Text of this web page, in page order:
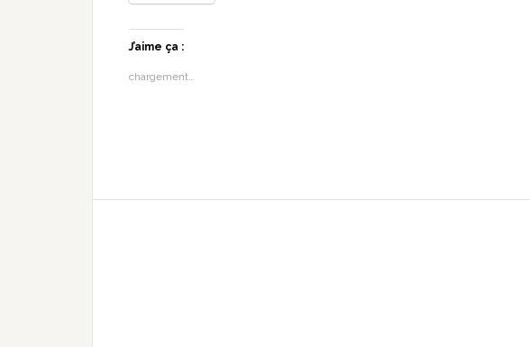
J’aime ça :
chargement…